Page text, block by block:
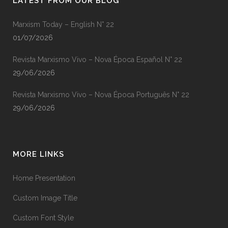
Marxism Today – English N° 22
01/07/2026
Revista Marxismo Vivo – Nova Época Español N° 22
29/06/2026
Revista Marxismo Vivo – Nova Época Português N° 22
29/06/2026
MORE LINKS
Home Presentation
Custom Image Title
Custom Font Style